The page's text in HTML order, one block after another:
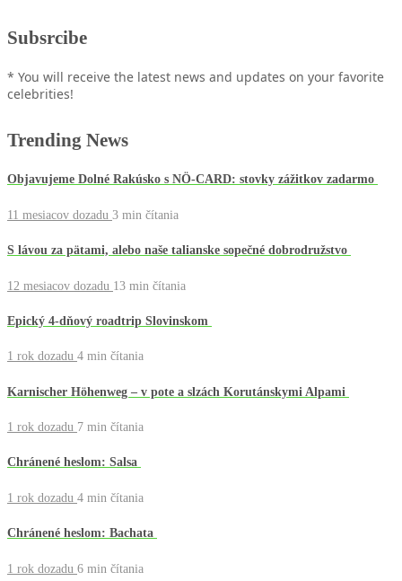
Subsrcibe
* You will receive the latest news and updates on your favorite
celebrities!
Trending News
Objavujeme Dolné Rakúsko s NÖ-CARD: stovky zážitkov zadarmo
11 mesiacov dozadu 3 min čítania
S lávou za pätami, alebo naše talianske sopečné dobrodružstvo
12 mesiacov dozadu 13 min čítania
Epický 4-dňový roadtrip Slovinskom
1 rok dozadu 4 min čítania
Karnischer Höhenweg – v pote a slzách Korutánskymi Alpami
1 rok dozadu 7 min čítania
Chránené heslom: Salsa
1 rok dozadu 4 min čítania
Chránené heslom: Bachata
1 rok dozadu 6 min čítania